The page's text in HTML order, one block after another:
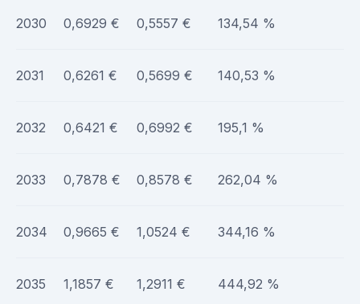
2030 0,6929 € 0,5557 € 134,54 %
2031 0,6261 € 0,5699 € 140,53 %
2032 0,6421 € 0,6992 € 195,1 %
2033 0,7878 € 0,8578 € 262,04 %
2034 0,9665 € 1,0524 € 344,16 %
2035 1,1857 € 1,2911 € 444,92 %